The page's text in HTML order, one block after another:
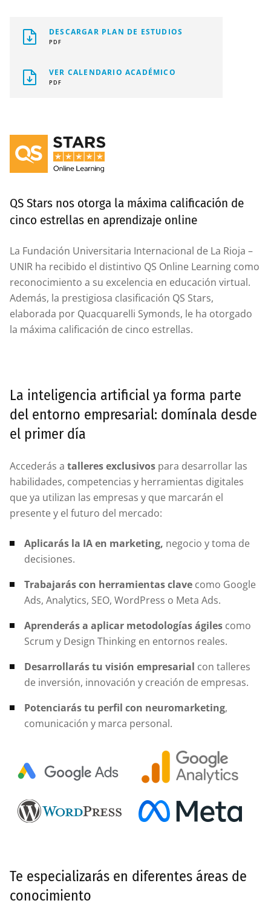
DESCARGAR PLAN DE ESTUDIOS
PDF
VER CALENDARIO ACADÉMICO
PDF
QS Stars nos otorga la máxima calificación de
cinco estrellas en aprendizaje online
La Fundación Universitaria Internacional de La Rioja –
UNIR ha recibido el distintivo QS Online Learning como
reconocimiento a su excelencia en educación virtual.
Además, la prestigiosa clasificación QS Stars,
elaborada por Quacquarelli Symonds, le ha otorgado
la máxima calificación de cinco estrellas.
La inteligencia artificial ya forma parte
del entorno empresarial: domínala desde
el primer día
Accederás a talleres exclusivos para desarrollar las
habilidades, competencias y herramientas digitales
que ya utilizan las empresas y que marcarán el
presente y el futuro del mercado:
Aplicarás la IA en marketing, negocio y toma de
decisiones.
Trabajarás con herramientas clave como Google
Ads, Analytics, SEO, WordPress o Meta Ads.
Aprenderás a aplicar metodologías ágiles como
Scrum y Design Thinking en entornos reales.
Desarrollarás tu visión empresarial con talleres
de inversión, innovación y creación de empresas.
Potenciarás tu perfil con neuromarketing,
comunicación y marca personal.
Te especializarás en diferentes áreas de
conocimiento